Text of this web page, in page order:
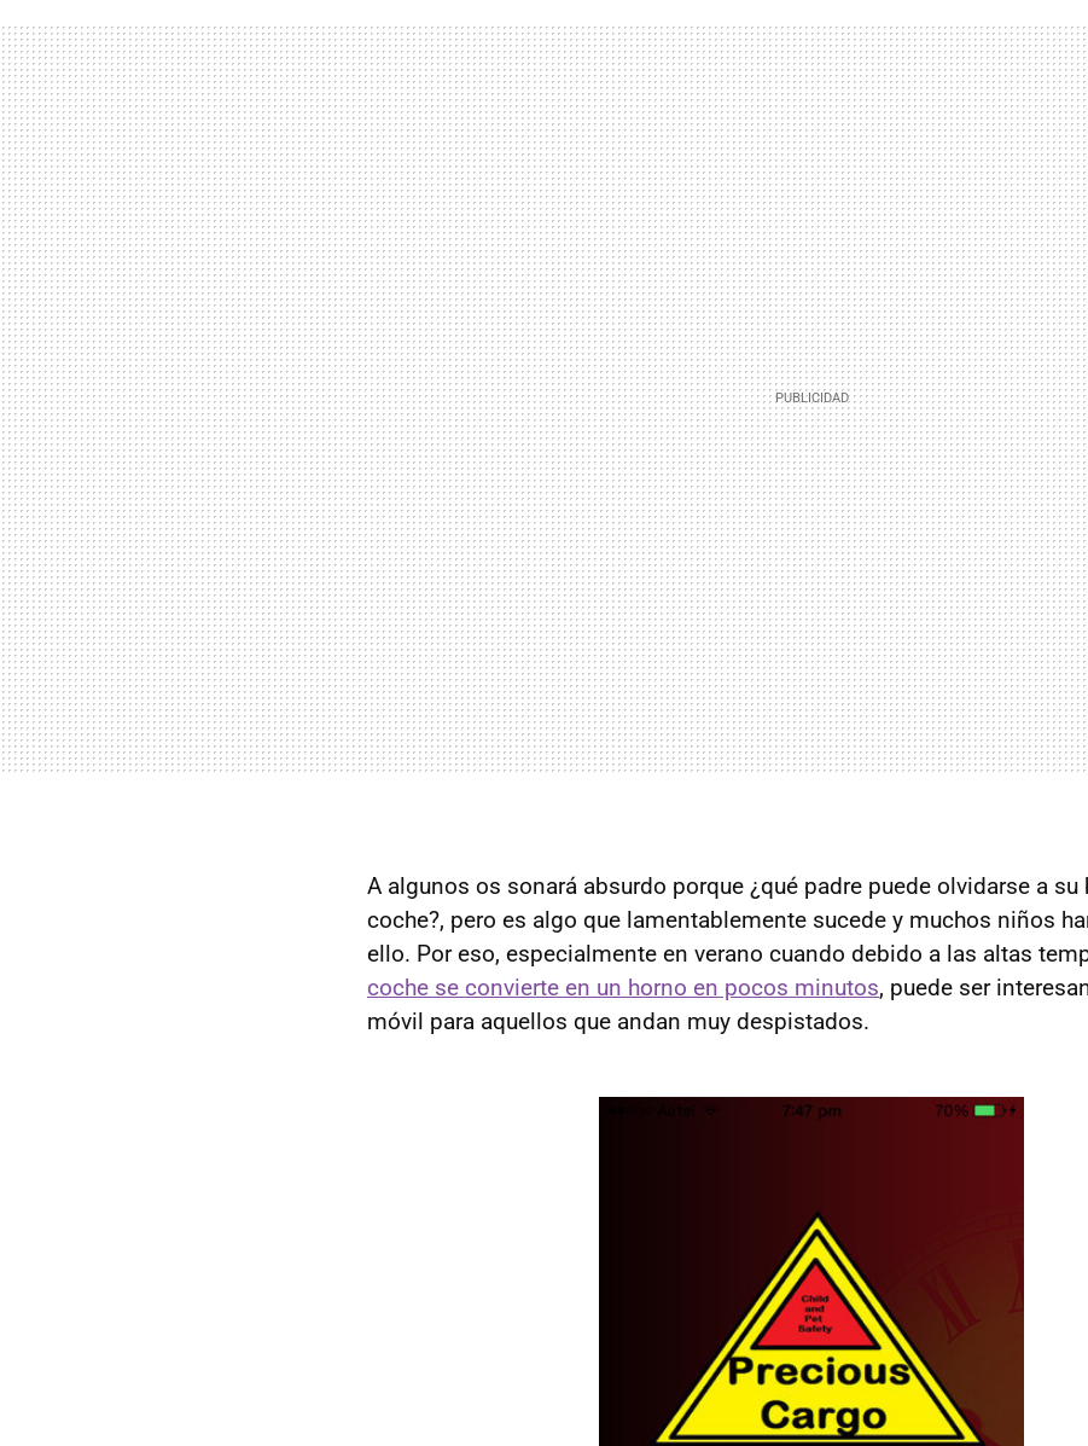
A algunos os sonará absurdo porque ¿qué padre puede olvidarse a su
coche?, pero es algo que lamentablemente sucede y muchos niños
ello. Por eso, especialmente en verano cuando debido a las altas
coche se convierte en un horno en pocos minutos, puede ser
móvil para aquellos que andan muy despistados.